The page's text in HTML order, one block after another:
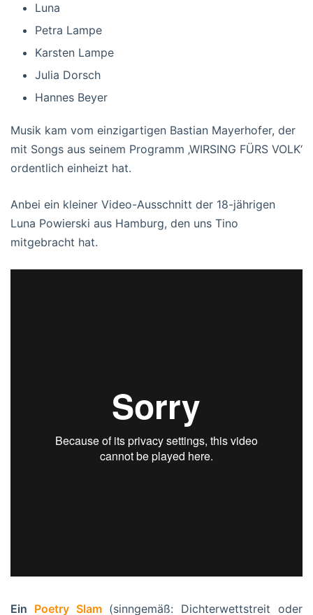
Luna
Petra Lampe
Karsten Lampe
Julia Dorsch
Hannes Beyer
Musik kam vom einzigartigen Bastian Mayerhofer, der
mit Songs aus seinem Programm ‚WIRSING FÜRS VOLK‘
ordentlich einheizt hat.
Anbei ein kleiner Video-Ausschnitt der 18-jährigen
Luna Powierski aus Hamburg, den uns Tino
mitgebracht hat.
Ein Poetry Slam(sinngemäß: Dichterwettstreit oder